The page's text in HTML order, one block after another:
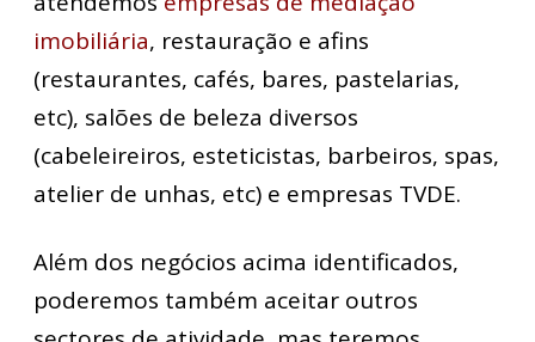
imobiliária, restauração e afins
(restaurantes, cafés, bares, pastelarias,
etc), salões de beleza diversos
(cabeleireiros, esteticistas, barbeiros, spas,
atelier de unhas, etc) e empresas TVDE.
Além dos negócios acima identificados,
poderemos também aceitar outros